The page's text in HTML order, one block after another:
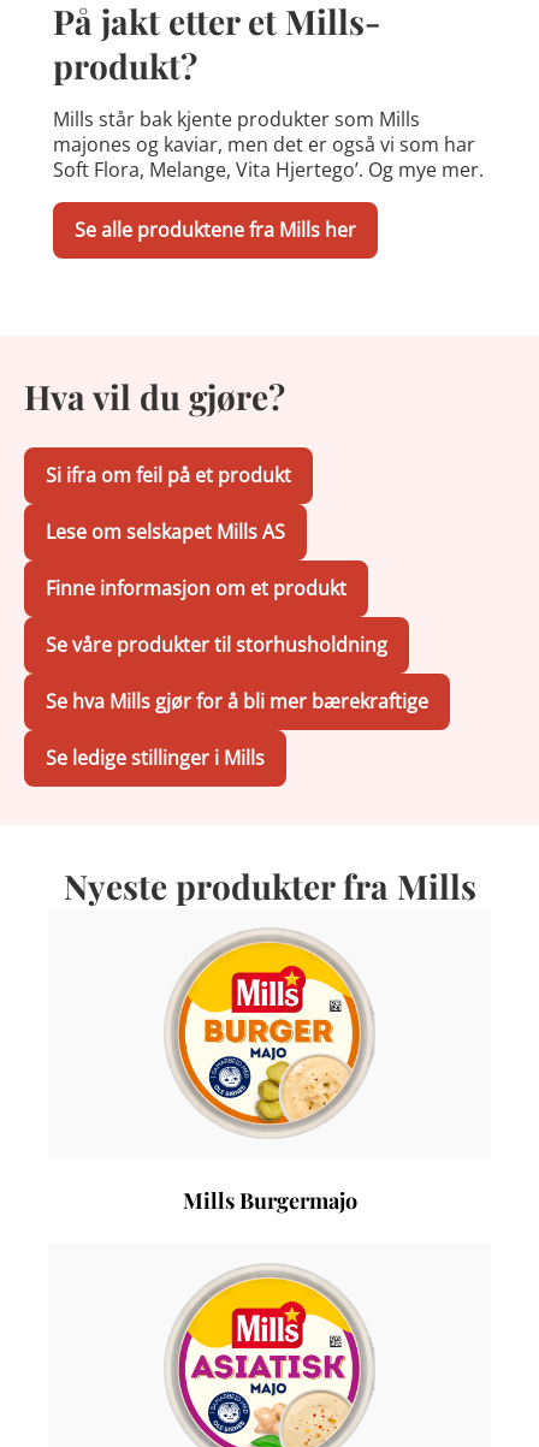
På jakt etter et Mills-
produkt?
Mills står bak kjente produkter som Mills
majones og kaviar, men det er også vi som har
Soft Flora, Melange, Vita Hjertego’. Og mye mer.
Se alle produktene fra Mills her
Hva vil du gjøre?
Si ifra om feil på et produkt
Lese om selskapet Mills AS
Finne informasjon om et produkt
Se våre produkter til storhusholdning
Se hva Mills gjør for å bli mer bærekraftige
Se ledige stillinger i Mills
Nyeste produkter fra Mills
Mills Burgermajo